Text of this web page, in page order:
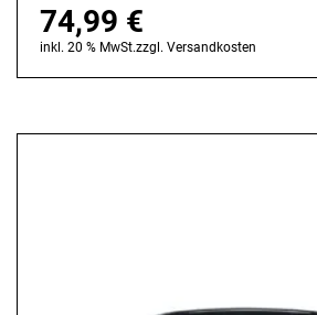
74,99 €
inkl. 20 % MwSt.zzgl. Versandkosten